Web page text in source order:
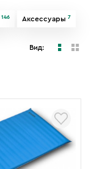
146 Аксессуары 7
Вид: